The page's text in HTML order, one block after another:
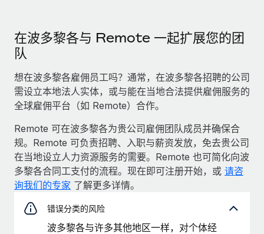
在波多黎各与 Remote 一起扩展您的团
队
想在波多黎各雇佣员工吗？通常，在波多黎各招聘的公司
需设立本地法人实体，或与能在当地合法提供雇佣服务的
全球雇佣平台（如 Remote）合作。
Remote 可在波多黎各为贵公司雇佣团队成员并确保合
规。Remote 可负责招聘、入职与薪资发放，免去贵公司
在当地设立人力资源服务的需要。Remote 也可简化向波
多黎各合同工支付的流程。现在即可注册开始，或 请咨
询我们的专家 了解更多详情。
错误分类的风险
波多黎各与许多其他地区一样，对个体经